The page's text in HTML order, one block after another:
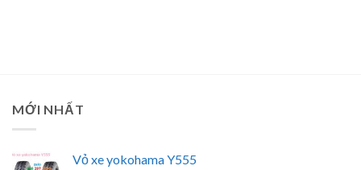
MỚI NHẤT
Vỏ xe yokohama Y555